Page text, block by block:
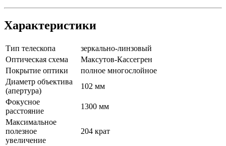
Характеристики
Тип телескопа
зеркально-линзовый
Оптическая схема
Максутов-Кассегрен
Покрытие оптики
полное многослойное
Диаметр объектива
(апертура)
102 мм
Фокусное
расстояние
1300 мм
Максимальное
полезное
увеличение
204 крат